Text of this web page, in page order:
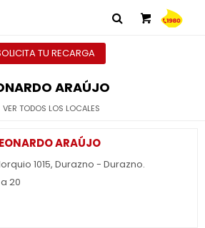
TU RECARGA
ARAÚJO
VER TODOS LOS LOCALES
ARAÚJO
1015, Durazno - Durazno.
20